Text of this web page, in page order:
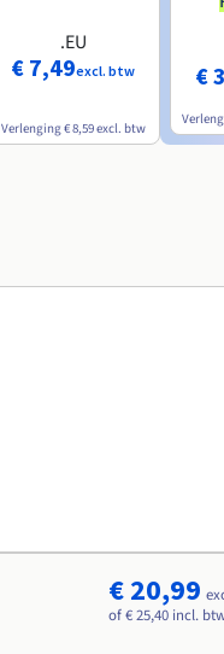
.EU
€ 7,49excl. btw
Verlenging € 8,59excl. btw
€
€ 20,99
of € 25,40 incl.